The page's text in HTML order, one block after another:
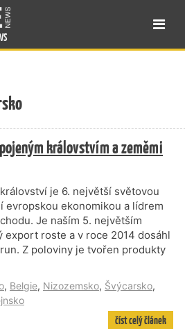
královstvím a zeměmi
je 6. největší světovou
evropskou ekonomikou a lídrem
Je naším 5. největším
roste a v roce 2014 dosáhl
Z poloviny je tvořen produkty
, Belgie, Nizozemsko, Švýcarsko,
číst celý článek